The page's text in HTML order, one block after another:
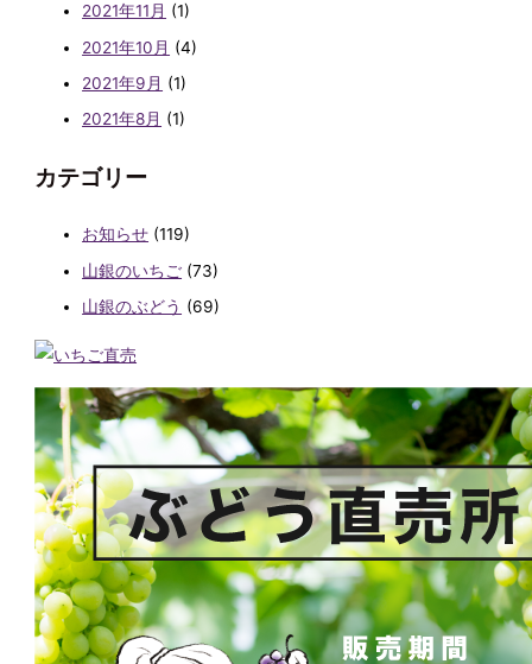
2021年11月 (1)
2021年10月 (4)
2021年9月 (1)
2021年8月 (1)
カテゴリー
お知らせ (119)
山銀のいちご (73)
山銀のぶどう (69)